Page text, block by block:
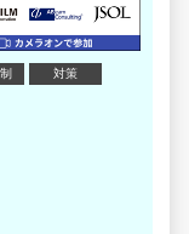
対策